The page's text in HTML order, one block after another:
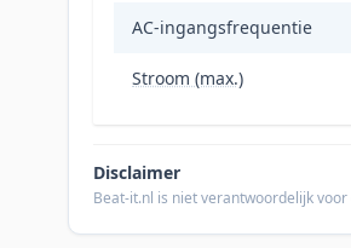
AC-ingangsfrequentie
Stroom (max.)
Disclaimer
Beat-it.nl is niet verantwoordelijk